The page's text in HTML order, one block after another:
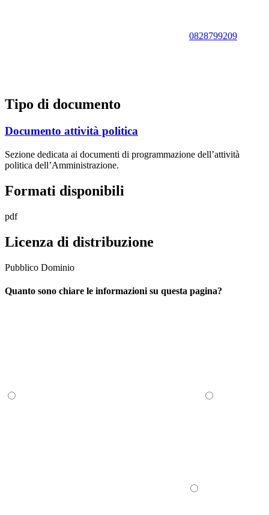
0828799209
Tipo di documento
Documento attività politica
Sezione dedicata ai documenti di programmazione dell’attività
politica dell’Amministrazione.
Formati disponibili
pdf
Licenza di distribuzione
Pubblico Dominio
Quanto sono chiare le informazioni su questa pagina?